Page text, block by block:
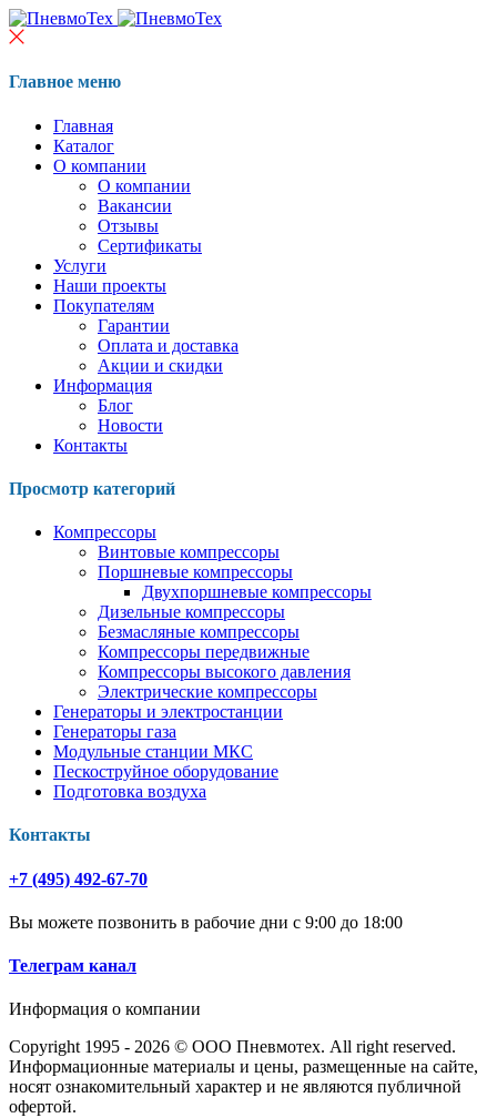
Главное меню
Главная
Каталог
О компании
О компании
Вакансии
Отзывы
Сертификаты
Услуги
Наши проекты
Покупателям
Гарантии
Оплата и доставка
Акции и скидки
Информация
Блог
Новости
Контакты
Просмотр категорий
Компрессоры
Винтовые компрессоры
Поршневые компрессоры
Двухпоршневые компрессоры
Дизельные компрессоры
Безмасляные компрессоры
Компрессоры передвижные
Компрессоры высокого давления
Электрические компрессоры
Генераторы и электростанции
Генераторы газа
Модульные станции МКС
Пескоструйное оборудование
Подготовка воздуха
Контакты
+7 (495) 492-67-70
Вы можете позвонить в рабочие дни с 9:00 до 18:00
Телеграм канал
Информация о компании
Copyright 1995 - 2026 © ООО Пневмотех. All right reserved.
Информационные материалы и цены, размещенные на сайте,
носят ознакомительный характер и не являются публичной
офертой.